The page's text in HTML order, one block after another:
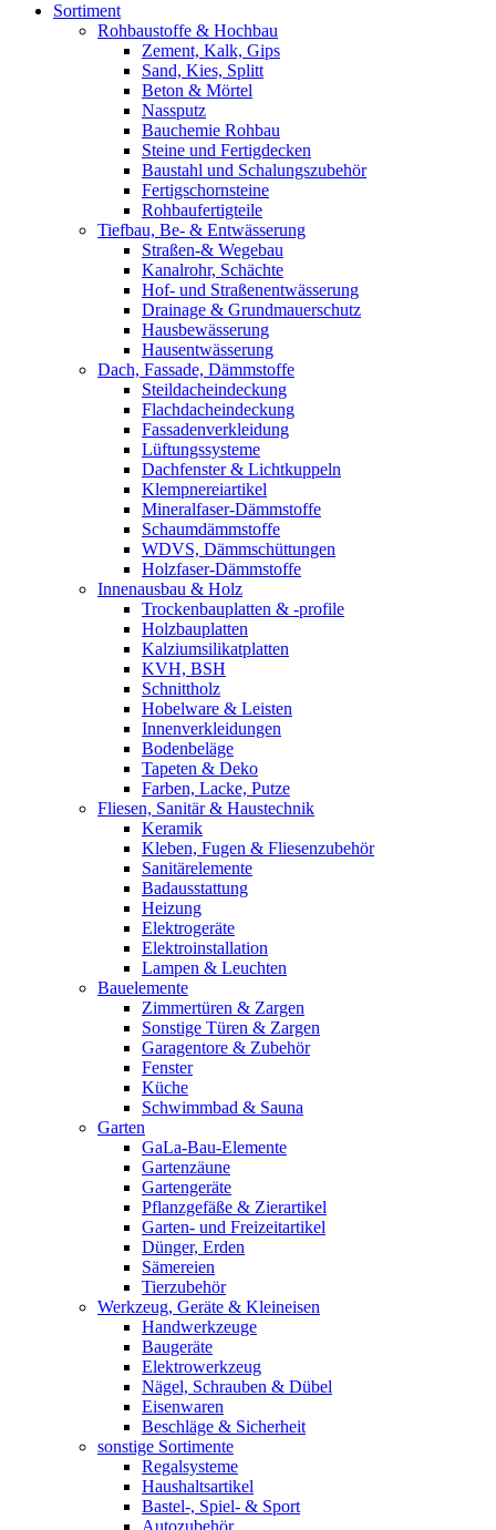
Sortiment
Rohbaustoffe & Hochbau
Zement, Kalk, Gips
Sand, Kies, Splitt
Beton & Mörtel
Nassputz
Bauchemie Rohbau
Steine und Fertigdecken
Baustahl und Schalungszubehör
Fertigschornsteine
Rohbaufertigteile
Tiefbau, Be- & Entwässerung
Straßen-& Wegebau
Kanalrohr, Schächte
Hof- und Straßenentwässerung
Drainage & Grundmauerschutz
Hausbewässerung
Hausentwässerung
Dach, Fassade, Dämmstoffe
Steildacheindeckung
Flachdacheindeckung
Fassadenverkleidung
Lüftungssysteme
Dachfenster & Lichtkuppeln
Klempnereiartikel
Mineralfaser-Dämmstoffe
Schaumdämmstoffe
WDVS, Dämmschüttungen
Holzfaser-Dämmstoffe
Innenausbau & Holz
Trockenbauplatten & -profile
Holzbauplatten
Kalziumsilikatplatten
KVH, BSH
Schnittholz
Hobelware & Leisten
Innenverkleidungen
Bodenbeläge
Tapeten & Deko
Farben, Lacke, Putze
Fliesen, Sanitär & Haustechnik
Keramik
Kleben, Fugen & Fliesenzubehör
Sanitärelemente
Badausstattung
Heizung
Elektrogeräte
Elektroinstallation
Lampen & Leuchten
Bauelemente
Zimmertüren & Zargen
Sonstige Türen & Zargen
Garagentore & Zubehör
Fenster
Küche
Schwimmbad & Sauna
Garten
GaLa-Bau-Elemente
Gartenzäune
Gartengeräte
Pflanzgefäße & Zierartikel
Garten- und Freizeitartikel
Dünger, Erden
Sämereien
Tierzubehör
Werkzeug, Geräte & Kleineisen
Handwerkzeuge
Baugeräte
Elektrowerkzeug
Nägel, Schrauben & Dübel
Eisenwaren
Beschläge & Sicherheit
sonstige Sortimente
Regalsysteme
Haushaltsartikel
Bastel-, Spiel- & Sport
Autozubehör